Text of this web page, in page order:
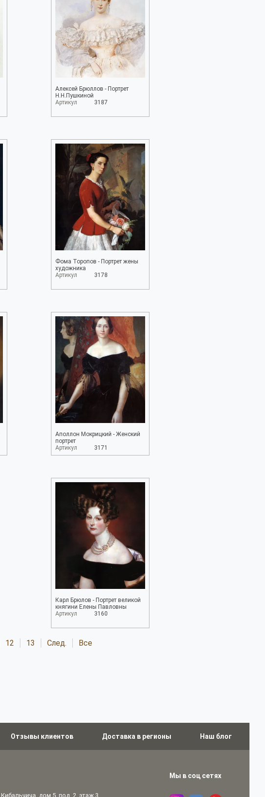
Алексей Брюллов - Портрет
Н.Н.Пушкиной
Артикул
3187
Фома Торопов - Портрет жены
художника
Артикул
3178
Аполлон Мокрицкий - Женский
портрет
Артикул
3171
Карл Брюлов - Портрет великой
княгини Елены Павловны
Артикул
3160
12 13 След. Все
Отзывы клиентов Доставка в регионы Наш блог
дом 5, под. 2, этаж 3
Мы в соц сетях